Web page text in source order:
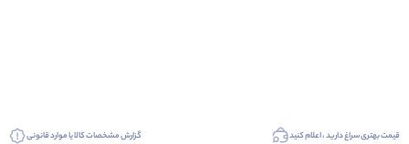
قیمت بهتری سراغ دارید ، اعلام کنید گزارش مشخصات کالا یا موارد قانونی